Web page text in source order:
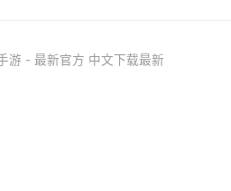
游 - 最新官方 中文下载最新